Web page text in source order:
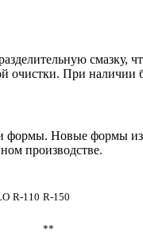
смазку,
очистки. При
формы. Новые формы
производстве.
R-110 R-150
**